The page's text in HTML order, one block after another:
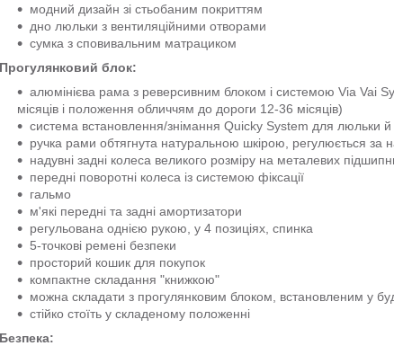
модний дизайн зі стьобаним покриттям
дно люльки з вентиляційними отворами
сумка з сповивальним матрациком
Прогулянковий блок:
алюмінієва рама з реверсивним блоком і системою Via Vai
місяців і положення обличчям до дороги 12-36 місяців)
система встановлення/знімання Quicky System для люльки й
ручка рами обтягнута натуральною шкірою, регулюється за
надувні задні колеса великого розміру на металевих
передні поворотні колеса із системою фіксації
гальмо
м'які передні та задні амортизатори
регульована однією рукою, у 4 позиціях, спинка
5-точкові ремені безпеки
просторий кошик для покупок
компактне складання "книжкою"
можна складати з прогулянковим блоком, встановленим у
стійко стоїть у складеному положенні
Безпека: